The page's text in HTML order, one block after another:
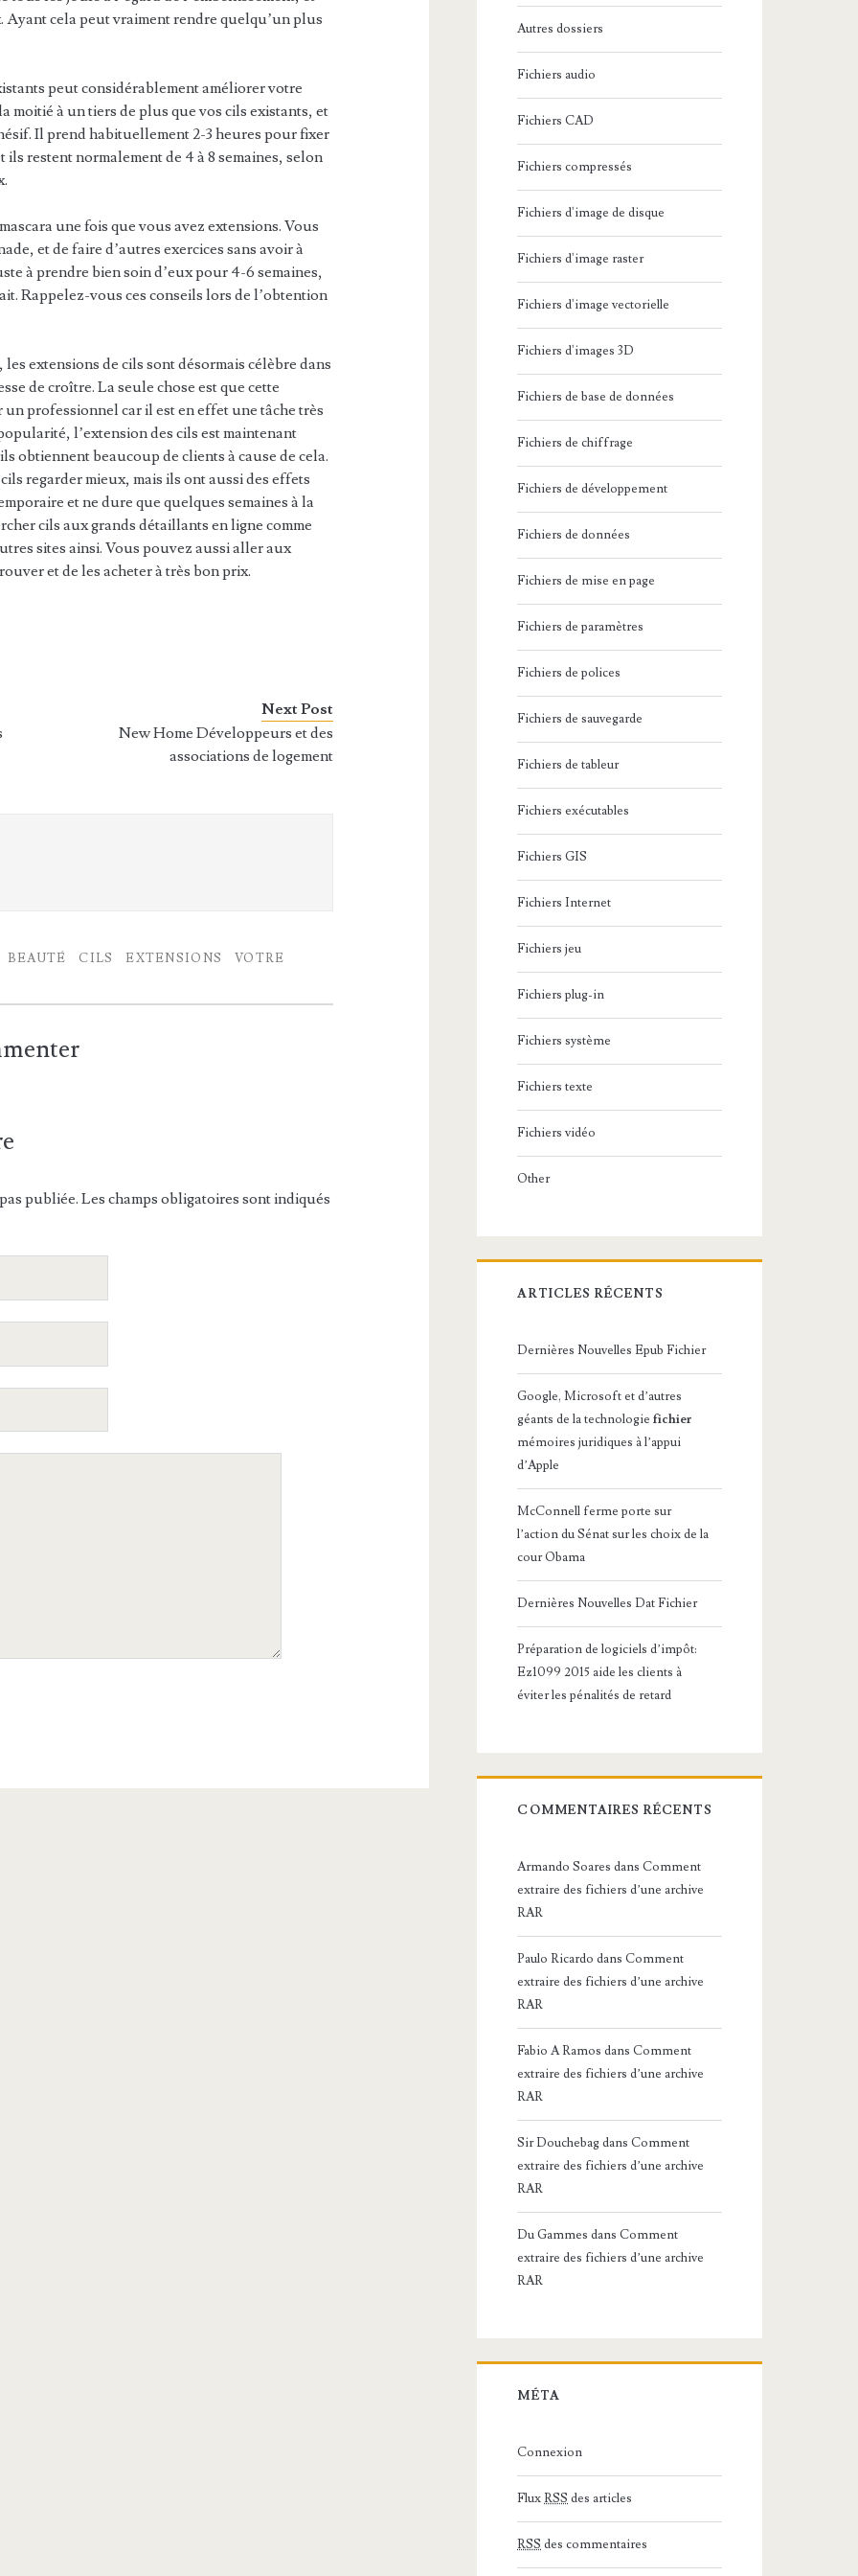
Ayant cela peut vraiment rendre quelqu’un plus
peut considérablement améliorer votre
moitié à un tiers de plus que vos cils existants, et
Il prend habituellement 2-3 heures pour fixer
restent normalement de 4 à 8 semaines, selon
une fois que vous avez extensions. Vous
et de faire d’autres exercices sans avoir à
à prendre bien soin d’eux pour 4-6 semaines,
Rappelez-vous ces conseils lors de l’obtention
extensions de cils sont désormais célèbre dans
de croître. La seule chose est que cette
professionnel car il est en effet une tâche très
l’extension des cils est maintenant
obtiennent beaucoup de clients à cause de cela.
regarder mieux, mais ils ont aussi des effets
et ne dure que quelques semaines à la
cils aux grands détaillants en ligne comme
sites ainsi. Vous pouvez aussi aller aux
et de les acheter à très bon prix.
Next Post
New Home Développeurs et des
associations de logement
BEAUTÉ CILS EXTENSIONS VOTRE
publiée. Les champs obligatoires sont indiqués
Autres dossiers
Fichiers audio
Fichiers CAD
Fichiers compressés
Fichiers d'image de disque
Fichiers d'image raster
Fichiers d'image vectorielle
Fichiers d'images 3D
Fichiers de base de données
Fichiers de chiffrage
Fichiers de développement
Fichiers de données
Fichiers de mise en page
Fichiers de paramètres
Fichiers de polices
Fichiers de sauvegarde
Fichiers de tableur
Fichiers exécutables
Fichiers GIS
Fichiers Internet
Fichiers jeu
Fichiers plug-in
Fichiers système
Fichiers texte
Fichiers vidéo
Other
ARTICLES RÉCENTS
Dernières Nouvelles Epub Fichier
Google, Microsoft et d’autres
géants de la technologiefichier
mémoires juridiques à l’appui
d’Apple
McConnell ferme porte sur
l’action du Sénat sur les choix de la
cour Obama
Dernières Nouvelles Dat Fichier
Préparation de logiciels d’impôt:
Ez1099 2015 aide les clients à
éviter les pénalités de retard
COMMENTAIRES RÉCENTS
Armando Soares dansComment
extraire des fichiers d’une archive
RAR
Paulo Ricardo dansComment
extraire des fichiers d’une archive
RAR
Fabio A Ramos dansComment
extraire des fichiers d’une archive
RAR
Sir DouchebagdansComment
extraire des fichiers d’une archive
RAR
Du Gammes dansComment
extraire des fichiers d’une archive
RAR
MÉTA
Connexion
FluxRSS des articles
RSS des commentaires